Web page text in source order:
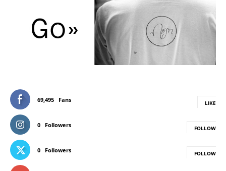
69,495 Fans LIKE
0 Followers FOLLOW
0 Followers FOLLOW